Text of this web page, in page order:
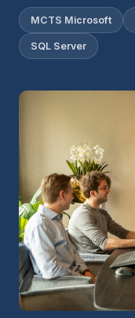
MCTS Microsoft
SQL Server